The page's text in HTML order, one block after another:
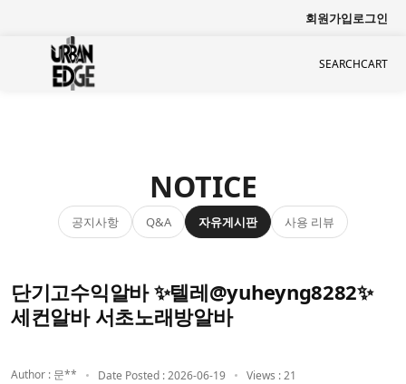
회원가입로그인
SEARCHCART
NOTICE
공지사항 Q&A 자유게시판 사용 리뷰
단기고수익알바 ✨텔레@yuheyng8282✨
세컨알바 서초노래방알바
Author : 문** Date Posted : 2026-06-19 Views : 21